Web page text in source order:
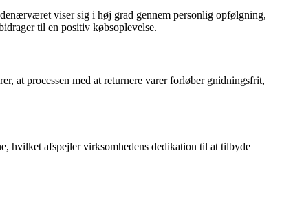
viser sig i høj grad gennem personlig opfølgning,
til en positiv købsoplevelse.
at processen med at returnere varer forløber gnidningsfrit,
hvilket afspejler virksomhedens dedikation til at tilbyde